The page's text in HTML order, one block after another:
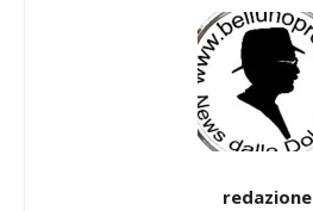
redazione